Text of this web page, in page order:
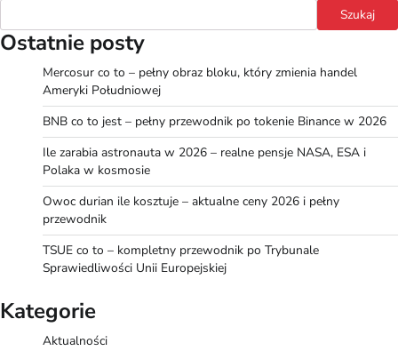
Szukaj
Ostatnie posty
Mercosur co to – pełny obraz bloku, który zmienia handel
Ameryki Południowej
BNB co to jest – pełny przewodnik po tokenie Binance w 2026
Ile zarabia astronauta w 2026 – realne pensje NASA, ESA i
Polaka w kosmosie
Owoc durian ile kosztuje – aktualne ceny 2026 i pełny
przewodnik
TSUE co to – kompletny przewodnik po Trybunale
Sprawiedliwości Unii Europejskiej
Kategorie
Aktualności